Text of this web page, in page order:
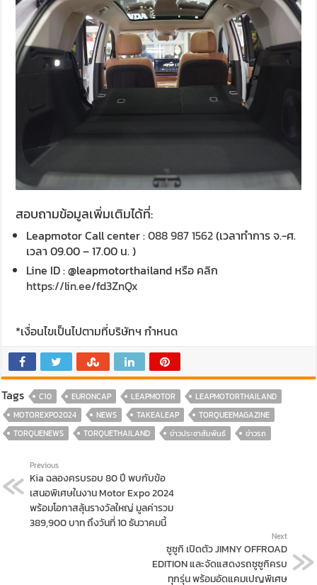
สอบถามข้อมูลเพิ่มเติมได้ที่:
Leapmotor Call center :088 987 1562(เวลาทำการ จ.-ศ.
เวลา 09.00 – 17.00 น. )
Line ID : @leapmotorthailand หรือ คลิก
https://lin.ee/fd3ZnQx
*เงื่อนไขเป็นไปตามที่บริษัทฯ กำหนด
Tags C10 EURONCAP LEAPMOTOR
LEAPMOTORTHAILAND
MOTOREXPO2024
NEWS TAKEALEAP
TORQUEEMAGAZINE
TORQUENEWS
TORQUETHAILAND ข่าวประชาสัมพันธ์ ข่าวรถ
Previous
Kia ฉลองครบรอบ 80 ปี พบกับข้อ
เสนอพิเศษในงาน Motor Expo 2024
พร้อมโอกาสลุ้นรางวัลใหญ่ มูลค่ารวม
389,900 บาท ถึงวันที่ 10 ธันวาคมนี้
Next
ซูซูกิ เปิดตัว JIMNY OFFROAD
EDITION และจัดแสดงรถซูซูกิครบ
ทุกรุ่น พร้อมอัดแคมเปญพิเศษ